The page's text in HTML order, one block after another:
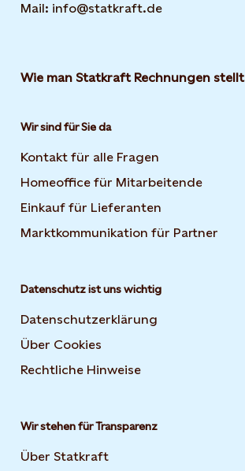
Mail: info@statkraft.de
Wie man Statkraft Rechnungen stellt
Wir sind für Sie da
Kontakt für alle Fragen
Homeoffice für Mitarbeitende
Einkauf für Lieferanten
Marktkommunikation für Partner
Datenschutz ist uns wichtig
Datenschutzerklärung
Über Cookies
Rechtliche Hinweise
Wir stehen für Transparenz
Über Statkraft